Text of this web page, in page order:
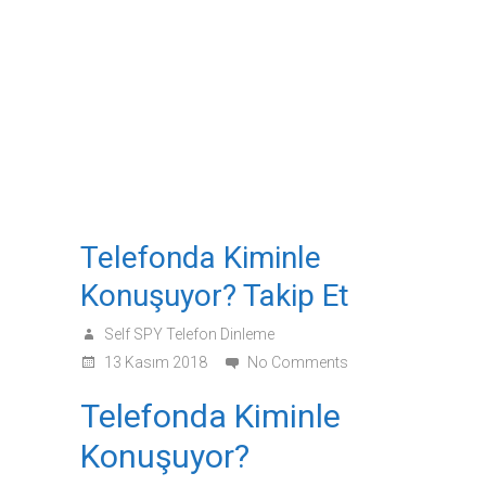
Telefonda Kiminle
Konuşuyor? Takip Et
Self SPY Telefon Dinleme
13 Kasım 2018
No Comments
Telefonda Kiminle
Konuşuyor?